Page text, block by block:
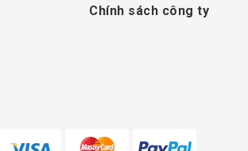
Chính sách công ty